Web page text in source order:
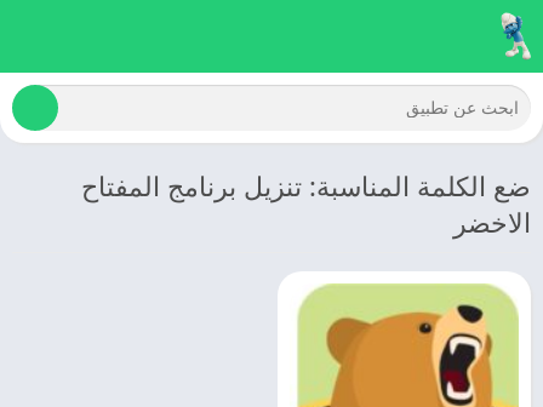
ضع الكلمة المناسبة: تنزيل برنامج المفتاح
الاخضر